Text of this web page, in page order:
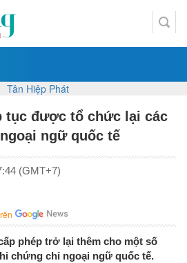
tục được tổ chức lại các
ngữ quốc tế
(GMT+7)
phép trở lại thêm cho một số
chứng chỉ ngoại ngữ quốc tế.